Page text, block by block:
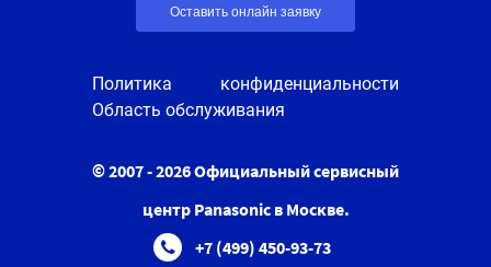
Оставить онлайн заявку
Политика конфиденциальности
Область обслуживания
© 2007 - 2026 Официальный сервисный
центр Panasonic в Москве.
+7 (499) 450-93-73